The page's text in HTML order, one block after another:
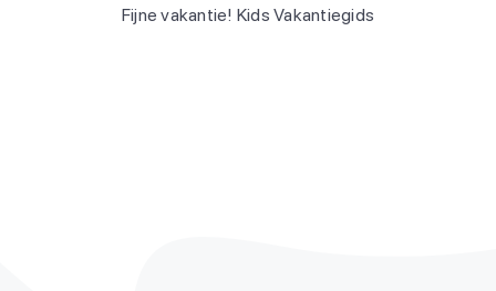
Fijne vakantie! Kids Vakantiegids